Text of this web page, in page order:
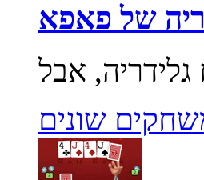
של פאפא
שונים